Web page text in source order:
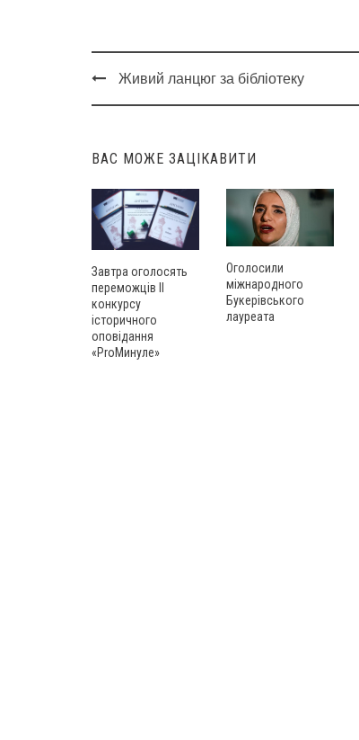
Post
Живий ланцюг за бібліотеку
ВАС МОЖЕ ЗАЦІКАВИТИ
Завтра оголосять
переможців ІІ
конкурсу
історичного
оповідання
«ProМинуле»
Оголосили
міжнародного
Букерівського
лауреата